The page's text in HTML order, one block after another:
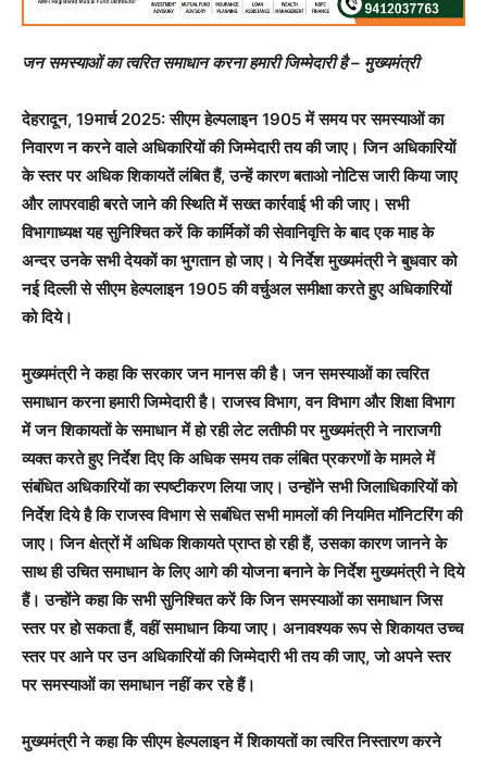
जन समस्याओं का त्वरित समाधान करना हमारी जिम्मेदारी है – मुख्यमंत्री
देहरादून, 19मार्च 2025: सीएम हेल्पलाइन 1905 में समय पर समस्याओं का
निवारण न करने वाले अधिकारियों की जिम्मेदारी तय की जाए। जिन अधिकारियों
के स्तर पर अधिक शिकायतें लंबित हैं, उन्हें कारण बताओ नोटिस जारी किया जाए
और लापरवाही बरते जाने की स्थिति में सख्त कार्रवाई भी की जाए। सभी
विभागाध्यक्ष यह सुनिश्चित करें कि कार्मिकों की सेवानिवृत्ति के बाद एक माह के
अन्दर उनके सभी देयकों का भुगतान हो जाए। ये निर्देश मुख्यमंत्री ने बुधवार को
नई दिल्ली से सीएम हेल्पलाइन 1905 की वर्चुअल समीक्षा करते हुए अधिकारियों
को दिये।
मुख्यमंत्री ने कहा कि सरकार जन मानस की है। जन समस्याओं का त्वरित
समाधान करना हमारी जिम्मेदारी है। राजस्व विभाग, वन विभाग और शिक्षा विभाग
में जन शिकायतों के समाधान में हो रही लेट लतीफी पर मुख्यमंत्री ने नाराजगी
व्यक्त करते हुए निर्देश दिए कि अधिक समय तक लंबित प्रकरणों के मामले में
संबंधित अधिकारियों का स्पष्टीकरण लिया जाए। उन्होंने सभी जिलाधिकारियों को
निर्देश दिये है कि राजस्व विभाग से सबंधित सभी मामलों की नियमित मॉनिटरिंग की
जाए। जिन क्षेत्रों में अधिक शिकायते प्राप्त हो रही हैं, उसका कारण जानने के
साथ ही उचित समाधान के लिए आगे की योजना बनाने के निर्देश मुख्यमंत्री ने दिये
हैं। उन्होंने कहा कि सभी सुनिश्चित करें कि जिन समस्याओं का समाधान जिस
स्तर पर हो सकता हैं, वहीं समाधान किया जाए। अनावश्यक रूप से शिकायत उच्च
स्तर पर आने पर उन अधिकारियों की जिम्मेदारी भी तय की जाए, जो अपने स्तर
पर समस्याओं का समाधान नहीं कर रहे हैं।
मुख्यमंत्री ने कहा कि सीएम हेल्पलाइन में शिकायतों का त्वरित निस्तारण करने